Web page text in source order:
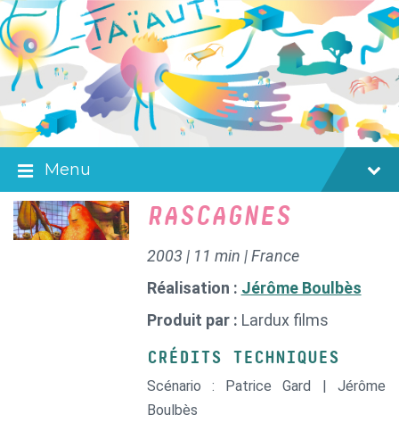
Skip
to
content
Skip
to
main
navigation
Skip
to
footer
Menu
RASCAGNES
2003 | 11 min | France
Réalisation : Jérôme Boulbès
Produit par : Lardux films
CRÉDITS TECHNIQUES
Scénario : Patrice Gard | Jérôme
Boulbès